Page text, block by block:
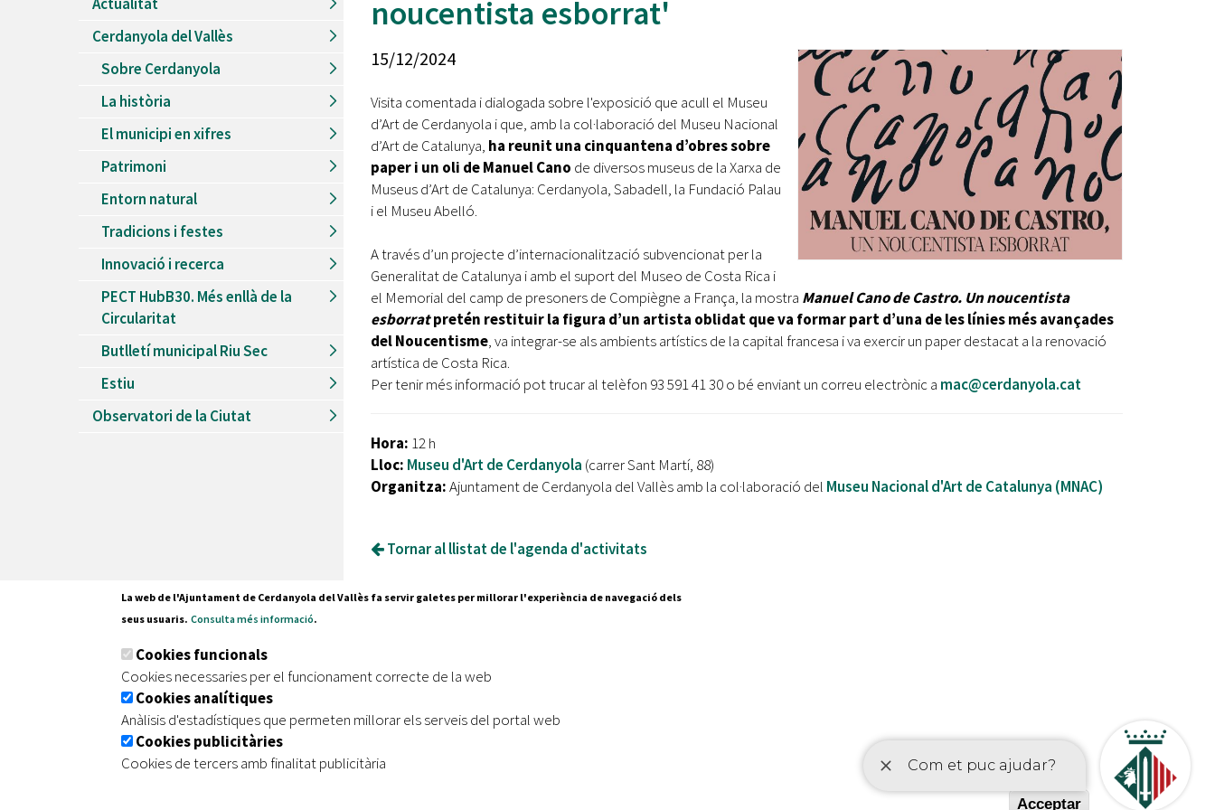
Recursos Humans
Retiment de Comptes
Accés a Informació Pública
Dades Obertes
Catàleg de Serveis i Tràmits
Del26/06/2026al30/08/2026
Patis oberts temporada d'estiu
Piscines d'estiu a Cerdanyola
Del01/06/2026al30/09/2026
Refugis climàtics a Cerdanyola
Jocs d'aigua del Parc Cordelles
Del01/07/2024al31/08/2026
Decorem! Conte 'La truita de nabius'
Oberta la convocatòria d'Ajuts per a l'autoocupació
jove 2026
Cerdanyola opta a més de 5 milions d'euros del Pla de
l'entorn de l'avinguda Catalunya
El FIT presenta el cartell de la seva 16a edició i dona el
tret de sortida al festival
L’Ajuntament reparteix ulleres gratuïtes per veure
l'eclipsi solar
Entitats
Equipaments
Mercats Municipals
Webs Municipals
Cerdanyola del Vallès
Sobre Cerdanyola
La història
El municipi en xifres
Patrimoni
Entorn natural
Tradicions i festes
Innovació i recerca
PECT HubB30. Més enllà de la
Circularitat
Butlletí municipal Riu Sec
Estiu
Observatori de la Ciutat
noucentista esborrat'
15/12/2024
Visita comentada i dialogada sobre l'exposició que acull el Museu
d’Art de Cerdanyola i que, amb la col·laboració del Museu Nacional
d’Art de Catalunya, ha reunit una cinquantena d’obres sobre
paper i un oli de Manuel Cano de diversos museus de la Xarxa de
Museus d’Art de Catalunya: Cerdanyola, Sabadell, la Fundació Palau
i el Museu Abelló.
A través d’un projecte d’internacionalització subvencionat per la
Generalitat de Catalunya i amb el suport del Museo de Costa Rica i
el Memorial del camp de presoners de Compiègne a França, la mostra Manuel Cano de Castro. Un noucentista
esborratpretén restituir la figura d’un artista oblidat que va formar part d’una de les línies més avançades
del Noucentisme, va integrar-se als ambients artístics de la capital francesa i va exercir un paper destacat a la renovació
artística de Costa Rica.
Per tenir més informació pot trucar al telèfon 93 591 41 30 o bé enviant un correu electrònic a mac@cerdanyola.cat
Hora: 12 h
Lloc: Museu d'Art de Cerdanyola (carrer Sant Martí, 88)
Organitza:Ajuntament de Cerdanyola del Vallès amb la col·laboració del Museu Nacional d'Art de Catalunya (MNAC)
Tornar al llistat de l'agenda d'activitats
Tel. 935 80 88 88
| Avís legal | Protecció de dades
La web de l'Ajuntament de Cerdanyola del Vallès fa servir galetes per millorar l'experiència de navegació dels
seus usuaris. Consulta més informació.
Cookies funcionals
Cookies necessaries per el funcionament correcte de la web
Cookies analítiques
Anàlisis d'estadístiques que permeten millorar els serveis del portal web
Cookies publicitàries
Cookies de tercers amb finalitat publicitària
Acceptar